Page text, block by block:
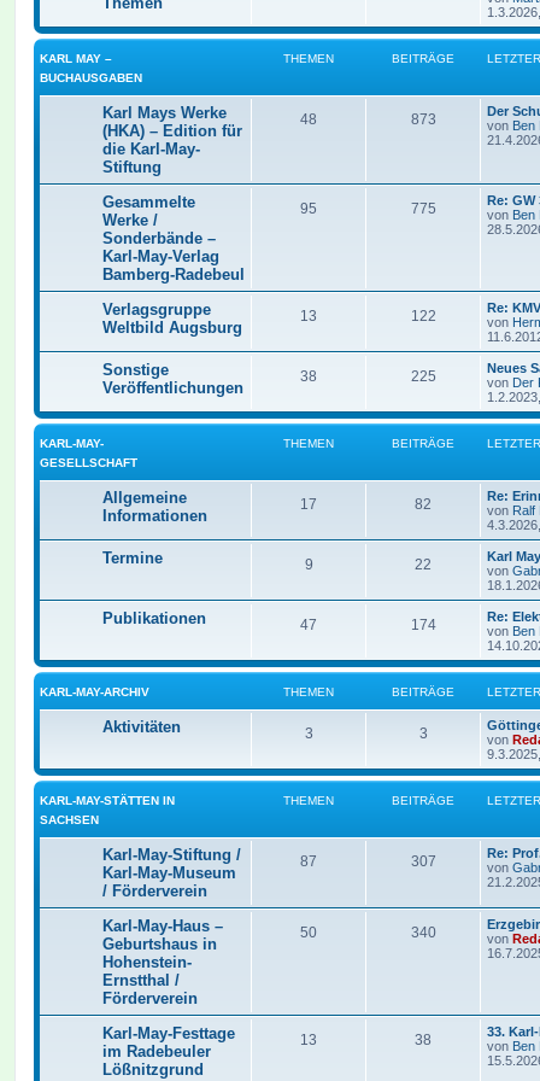
KARL MAY –
BUCHAUSGABEN
THEMEN BEITRÄGE
Karl Mays Werke
(HKA) – Edition für
die Karl-May-
Stiftung
48 873
Der
von Ben
Gesammelte
Werke /
Sonderbände –
Karl-May-Verlag
Bamberg-Radebeul
95 775
Re: GW
von Ben
Verlagsgruppe
Weltbild Augsburg
13 122
Re:
von
Sonstige
Veröffentlichungen
38 225
Neues
von Der
KARL-MAY-
GESELLSCHAFT
THEMEN BEITRÄGE
Allgemeine
Informationen
17 82
Re:
von Ralf
Termine 9 22
Karl
von
Publikationen 47 174
Re:
von Ben
KARL-MAY-ARCHIV THEMEN BEITRÄGE
Aktivitäten 3 3
von
KARL-MAY-STÄTTEN IN
SACHSEN
THEMEN BEITRÄGE
Karl-May-Stiftung /
Karl-May-Museum
/ Förderverein
87 307
Re:
von
Karl-May-Haus –
Geburtshaus in
Hohenstein-
Ernstthal /
Förderverein
50 340
von
Karl-May-Festtage
im Radebeuler
Lößnitzgrund
13 38
33.
von Ben